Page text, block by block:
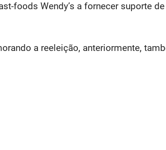
foods Wendy’s a fornecer suporte
a reeleição, anteriormente,